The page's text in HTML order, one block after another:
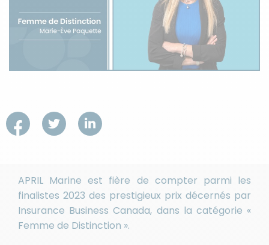
APRIL Marine est fière de compter parmi les
finalistes 2023 des prestigieux prix décernés par
Insurance Business Canada, dans la catégorie «
Femme de Distinction ».